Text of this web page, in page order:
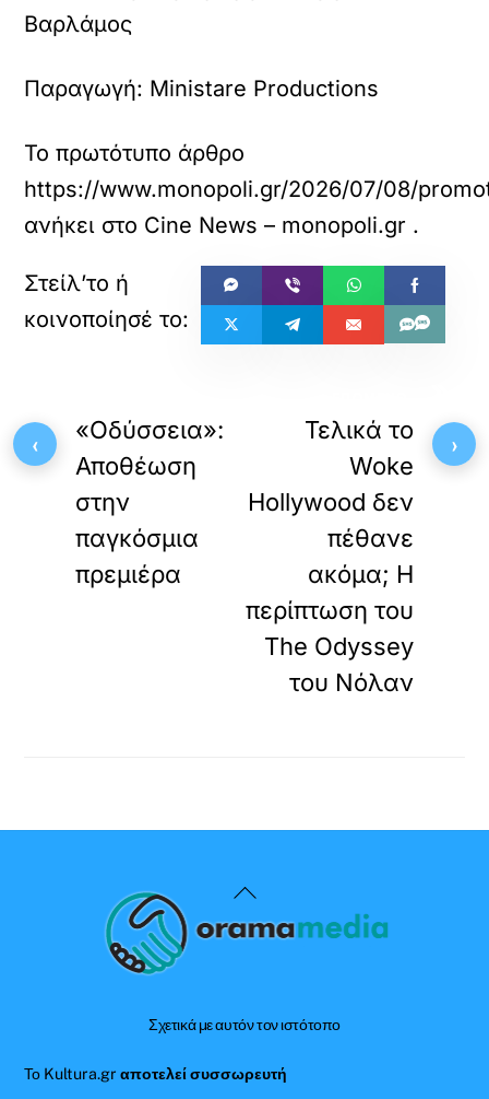
Βαρλάμος
Παραγωγή: Ministare Productions
Το πρωτότυπο άρθρο
https://www.monopoli.gr/2026/07/08/
ανήκει στο Cine News – monopoli.gr .
«Οδύσσεια»:
Αποθέωση
στην
παγκόσμια
πρεμιέρα
Τελικά το
Woke
Hollywood δεν
πέθανε
ακόμα; Η
περίπτωση του
The Odyssey
του Νόλαν
Back
To
Σχετικά με αυτόν τον ιστότοπο
Το Kultura.grαποτελεί συσσωρευτή
‹ ›